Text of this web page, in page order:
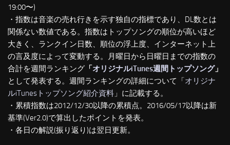
19:00〜)
・指数は音楽の売れ行きを示す独自の指標であり、DL数とは
関係ない数値である。指数はトップソングの順位が高いほど
大きく、ランクイン日数、順位の浮上度、インターネット上
の言及度によって変動する。月曜日から日曜日までの指数の
合計を週間ランキング 「オリジナルiTunes週間トップソング」
として発表する。週間ランキングの詳細について「オリジナ
ルiTunesトップソング紹介資料 」に記載する。
・累積指数は2012/12/30以降の累積点。2016/05/17以降は新
基準(Ver2.0)で算出したポイントを発表。
・各日の解説(振り返り)は翌日更新。